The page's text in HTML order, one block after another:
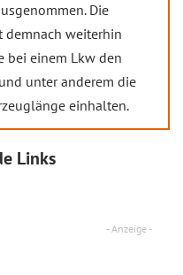
Die
demnach weiterhin
bei einem Lkw den
unter anderem die
einhalten.
Links